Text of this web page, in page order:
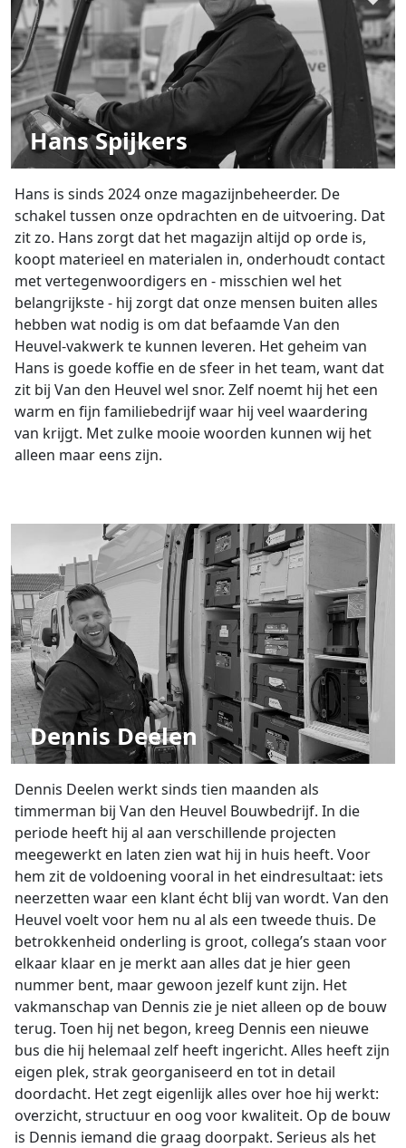
Hans Spijkers
Hans is sinds 2024 onze magazijnbeheerder. De
schakel tussen onze opdrachten en de uitvoering. Dat
zit zo. Hans zorgt dat het magazijn altijd op orde is,
koopt materieel en materialen in, onderhoudt contact
met vertegenwoordigers en - misschien wel het
belangrijkste - hij zorgt dat onze mensen buiten alles
hebben wat nodig is om dat befaamde Van den
Heuvel-vakwerk te kunnen leveren. Het geheim van
Hans is goede koffie en de sfeer in het team, want dat
zit bij Van den Heuvel wel snor. Zelf noemt hij het een
warm en fijn familiebedrijf waar hij veel waardering
van krijgt. Met zulke mooie woorden kunnen wij het
alleen maar eens zijn.
Dennis Deelen
Dennis Deelen werkt sinds tien maanden als
timmerman bij Van den Heuvel Bouwbedrijf. In die
periode heeft hij al aan verschillende projecten
meegewerkt en laten zien wat hij in huis heeft. Voor
hem zit de voldoening vooral in het eindresultaat: iets
neerzetten waar een klant écht blij van wordt. Van den
Heuvel voelt voor hem nu al als een tweede thuis. De
betrokkenheid onderling is groot, collega’s staan voor
elkaar klaar en je merkt aan alles dat je hier geen
nummer bent, maar gewoon jezelf kunt zijn. Het
vakmanschap van Dennis zie je niet alleen op de bouw
terug. Toen hij net begon, kreeg Dennis een nieuwe
bus die hij helemaal zelf heeft ingericht. Alles heeft zijn
eigen plek, strak georganiseerd en tot in detail
doordacht. Het zegt eigenlijk alles over hoe hij werkt:
overzicht, structuur en oog voor kwaliteit. Op de bouw
is Dennis iemand die graag doorpakt. Serieus als het